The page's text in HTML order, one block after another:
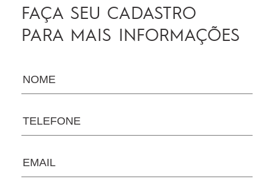
FAÇA SEU CADASTRO
PARA MAIS INFORMAÇÕES
NOME
TELEFONE
EMAIL